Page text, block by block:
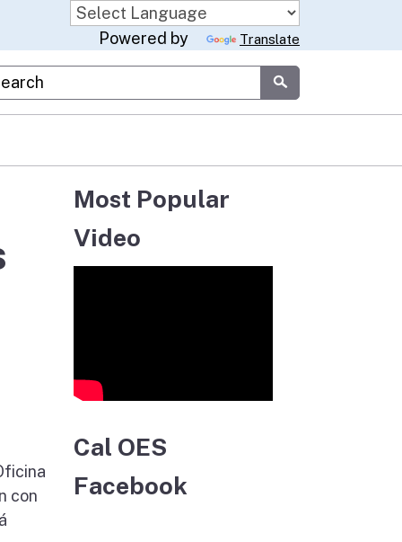
Powered by Translate
Google Search
Submit
con
Most Popular
Video
Cal OES
Facebook